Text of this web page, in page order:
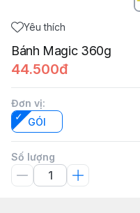
Yêu thích
Bánh Magic 360g
44.500đ
Đơn vị:
GÓI
Số lượng